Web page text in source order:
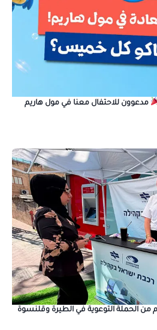
مدعوون للاحتفال معنا في مول هاريم
من الحملة التوعوية في الطيرة وقلنسوة